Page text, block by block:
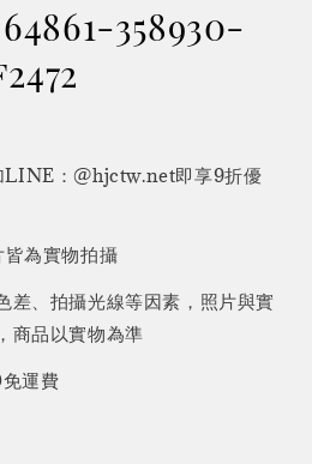
358930-
LINE：@hjctw.net即享9折優
皆為實物拍攝
差、拍攝光線等因素，照片與實
商品以實物為準
運費